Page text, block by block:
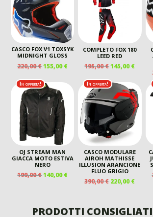
CASCO FOX V1 TOXSYK
MIDNIGHT GLOSS
220,00€IL
ORIGINALE
ERA:
220,00 €.
155,00€IL
ATTUALE
È:
155,00 €.
COMPLETO FOX 180
LEED RED
195,00€IL
ORIGINALE
ERA:
195,00 €.
145,00€IL
È:
In offerta!
OJ STREAM MAN
GIACCA MOTO ESTIVA
NERO
199,00€IL
199,00 €.
140,00€IL
PREZZO
140,00 €.
In offerta!
CASCO MODULARE
AIROH MATHISSE
ILLUSION ARANCIONE
FLUO GRIGIO
390,00€ IL
ERA:
220,00€IL
È:
PRODOTTI CONSIGLIATI